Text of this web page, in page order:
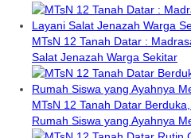
MTsN 12 Tanah Datar :
Salat Jenazah Warga Sekitar
MTsN 12 Tanah Datar
Rumah Siswa yang Ayahnya